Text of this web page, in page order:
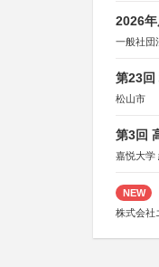
2026年
一般社団
第23回
松山市
第3回
嘉悦大学
NEW
株式会社